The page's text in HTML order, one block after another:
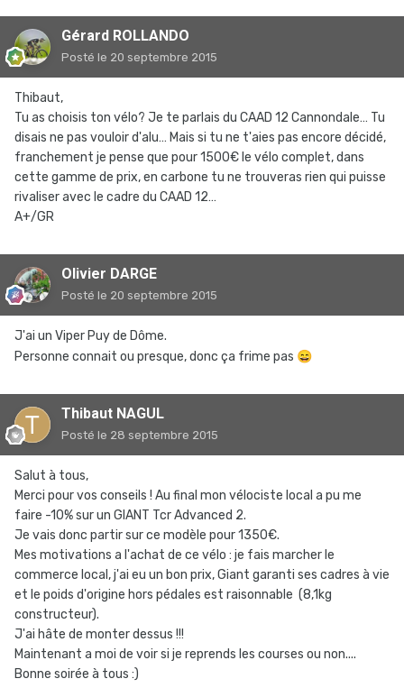
Gérard ROLLANDO
Posté le 20 septembre 2015
Thibaut,
Tu as choisis ton vélo? Je te parlais du CAAD 12 Cannondale… Tu
disais ne pas vouloir d'alu… Mais si tu ne t'aies pas encore décidé,
franchement je pense que pour 1500€ le vélo complet, dans
cette gamme de prix, en carbone tu ne trouveras rien qui puisse
rivaliser avec le cadre du CAAD 12…
A+/GR
Olivier DARGE
Posté le 20 septembre 2015
J'ai un Viper Puy de Dôme.
Personne connait ou presque, donc ça frime pas 😄
Thibaut NAGUL
Posté le 28 septembre 2015
Salut à tous,
Merci pour vos conseils ! Au final mon vélociste local a pu me
faire -10% sur un GIANT Tcr Advanced 2.
Je vais donc partir sur ce modèle pour 1350€.
Mes motivations a l'achat de ce vélo : je fais marcher le
commerce local, j'ai eu un bon prix, Giant garanti ses cadres à vie
et le poids d'origine hors pédales est raisonnable (8,1kg
constructeur).
J'ai hâte de monter dessus !!!
Maintenant a moi de voir si je reprends les courses ou non....
Bonne soirée à tous :)